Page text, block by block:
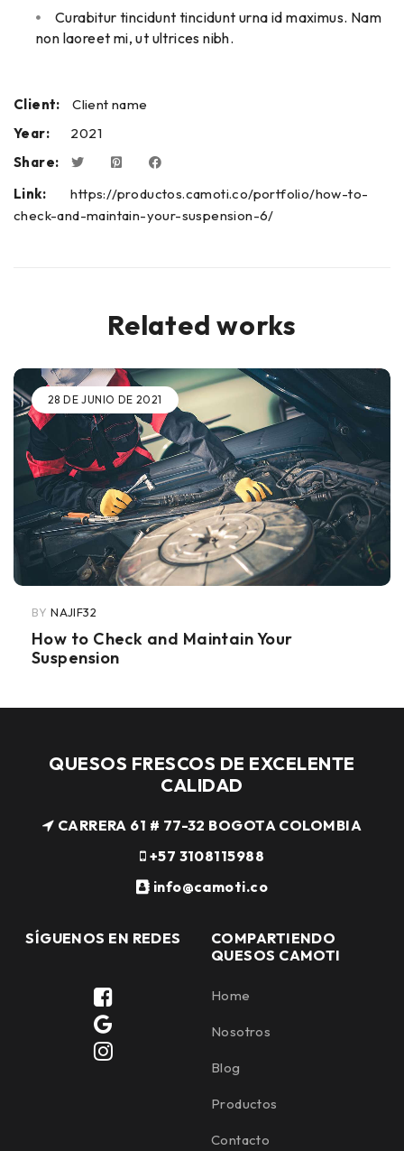
Curabitur tincidunt tincidunt urna id maximus. Nam
non laoreet mi, ut ultrices nibh.
Client:
Client name
Year:
2021
Share:
Link:
https://productos.camoti.co/portfolio/how-to-
check-and-maintain-your-suspension-6/
Related works
28 DE JUNIO DE 2021
BY NAJIF32
How to Check and Maintain Your
Suspension
QUESOS FRESCOS DE EXCELENTE
CALIDAD
CARRERA 61 # 77-32 BOGOTA COLOMBIA
+57 3108115988
info@camoti.co
SÍGUENOS EN REDES
COMPARTIENDO
QUESOS CAMOTI
Home
Nosotros
Blog
Productos
Contacto